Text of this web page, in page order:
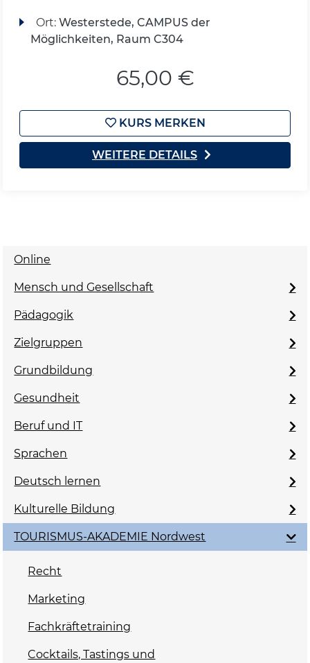
Ort: Westerstede, CAMPUS der
Möglichkeiten, Raum C304
65,00 €
KURS MERKEN
WEITERE DETAILS
Online
Mensch und Gesellschaft
Pädagogik
Zielgruppen
Grundbildung
Gesundheit
Beruf und IT
Sprachen
Deutsch lernen
Kulturelle Bildung
TOURISMUS-AKADEMIE Nordwest
Recht
Marketing
Fachkräftetraining
Cocktails, Tastings und